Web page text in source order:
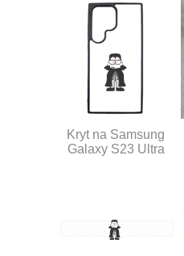
Kryt na Samsung
Galaxy S23 Ultra